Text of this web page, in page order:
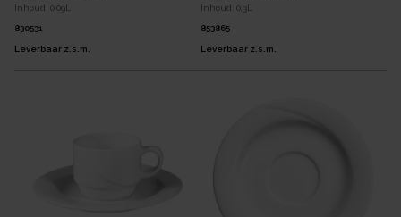
Inhoud: 0,09L
830531
Leverbaar z.s.m.
Inhoud: 0,3L
853865
Leverbaar z.s.m.